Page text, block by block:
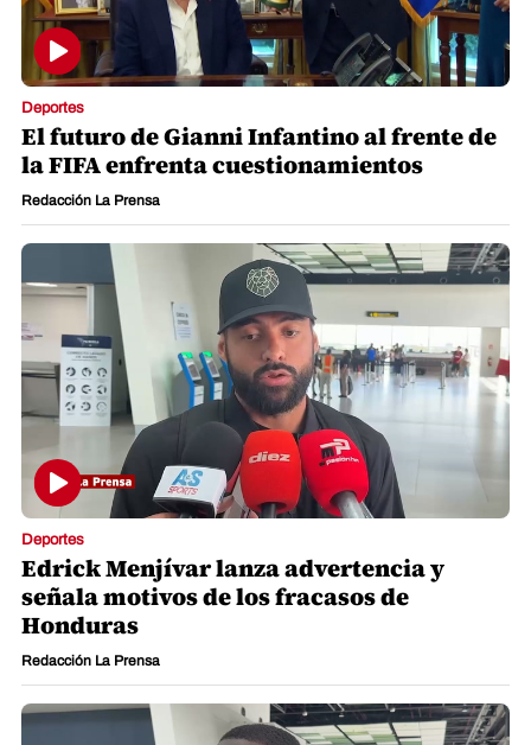
Deportes
El futuro de Gianni Infantino al frente de
la FIFA enfrenta cuestionamientos
Redacción La Prensa
Deportes
Edrick Menjívar lanza advertencia y
señala motivos de los fracasos de
Honduras
Redacción La Prensa